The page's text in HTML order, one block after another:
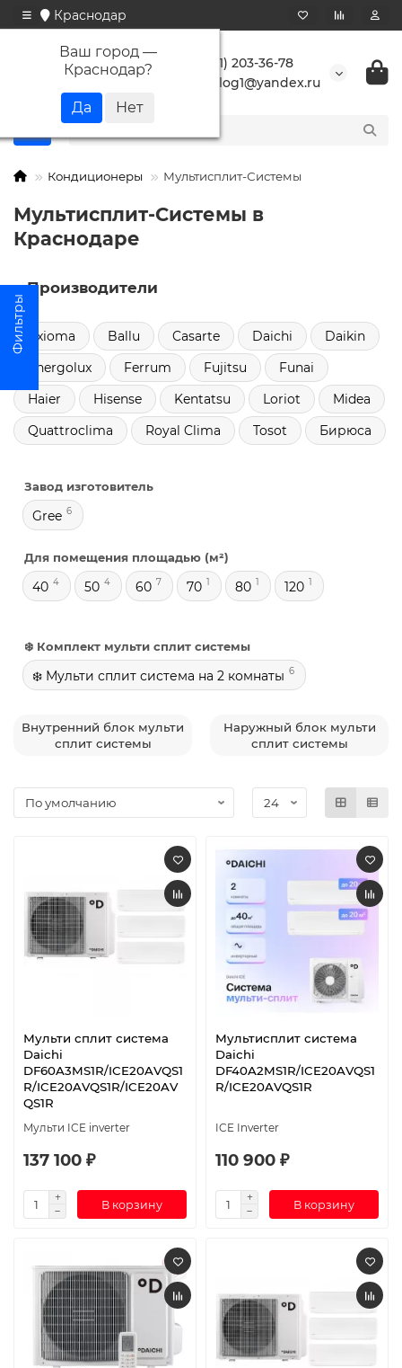
Краснодар
Ваш город —
Краснодар?
+7 (861) 203-36-78
buranlog1@yandex.ru
Кондиционеры Мультисплит-Системы
Мультисплит-Системы в
Краснодаре
Производители
Axioma Ballu Casarte Daichi
Daikin
Energolux
Ferrum Fujitsu
Funai
Haier
Hisense Kentatsu Loriot
Midea
Quattroclima
Royal Clima Tosot Бирюса
Завод изготовитель
Gree 6
Для помещения площадью (м²)
40 4 50 4 60 7 70 1 80 1 120 1
❄️ Комплект мульти сплит системы
❄️ Мульти сплит система на 2 комнаты 6
Внутренний блок мульти
сплит системы
Наружный блок мульти
сплит системы
Мульти сплит система
Daichi
DF60A3MS1R/ICE20AVQS1
R/ICE20AVQS1R/ICE20AV
QS1R
Мульти ICE inverter
137 100 ₽
В корзину
Мультисплит система
Daichi
DF40A2MS1R/ICE20AVQS1
R/ICE20AVQS1R
ICE Inverter
110 900 ₽
В корзину